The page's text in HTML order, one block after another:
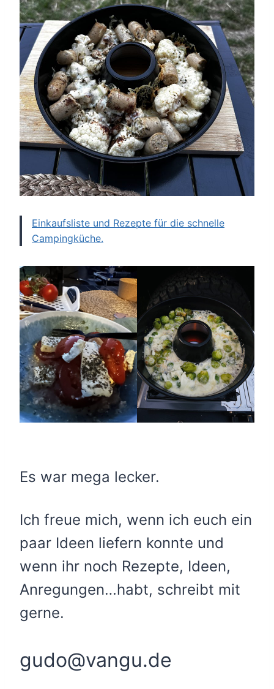
Einkaufsliste und Rezepte für die schnelle
Campingküche.
Es war mega lecker.
Ich freue mich, wenn ich euch ein
paar Ideen liefern konnte und
wenn ihr noch Rezepte, Ideen,
Anregungen…habt, schreibt mit
gerne.
gudo@vangu.de